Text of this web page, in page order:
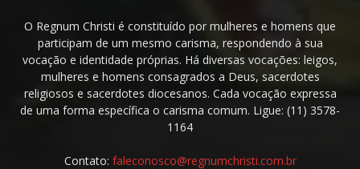
O Regnum Christi é constituído por mulheres e homens que
participam de um mesmo carisma, respondendo à sua
vocação e identidade próprias. Há diversas vocações: leigos,
mulheres e homens consagrados a Deus, sacerdotes
religiosos e sacerdotes diocesanos. Cada vocação expressa
de uma forma específica o carisma comum. Ligue: (11) 3578-
1164
Contato: faleconosco@regnumchristi.com.br